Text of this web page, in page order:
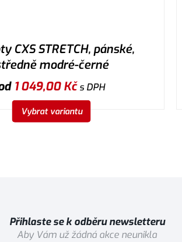
CXS STRETCH, pánské,
modré-černé
1 049,00Kčs DPH
Vybrat variantu
Přihlaste se k odběru newsletteru
Aby Vám už žádná akce neunikla